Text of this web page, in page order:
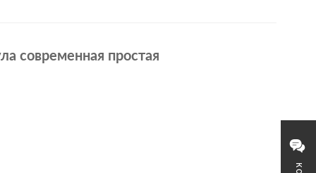
современная простая